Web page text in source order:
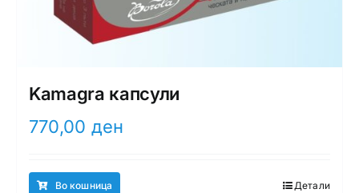
Kamagra капсули
770,00 ден
Во кошница Детали